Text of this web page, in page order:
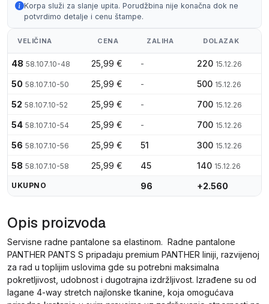
Korpa služi za slanje upita. Porudžbina nije konačna dok ne
potvrdimo detalje i cenu štampe.
VELIČINA CENA ZALIHA DOLAZAK
48 58.107.10-48 25,99 € - 220 15.12.26
50 58.107.10-50 25,99 € - 500 15.12.26
52 58.107.10-52 25,99 € - 700 15.12.26
54 58.107.10-54 25,99 € - 700 15.12.26
56 58.107.10-56 25,99 € 51 300 15.12.26
58 58.107.10-58 25,99 € 45 140 15.12.26
UKUPNO 96 +2.560
Opis proizvoda
Servisne radne pantalone sa elastinom. Radne pantalone
PANTHER PANTS S pripadaju premium PANTHER liniji, razvijenoj
za rad u toplijim uslovima gde su potrebni maksimalna
pokretljivost, udobnost i dugotrajna izdržljivost. Izrađene su od
lagane 4-way stretch najlonske tkanine, koja omogućava